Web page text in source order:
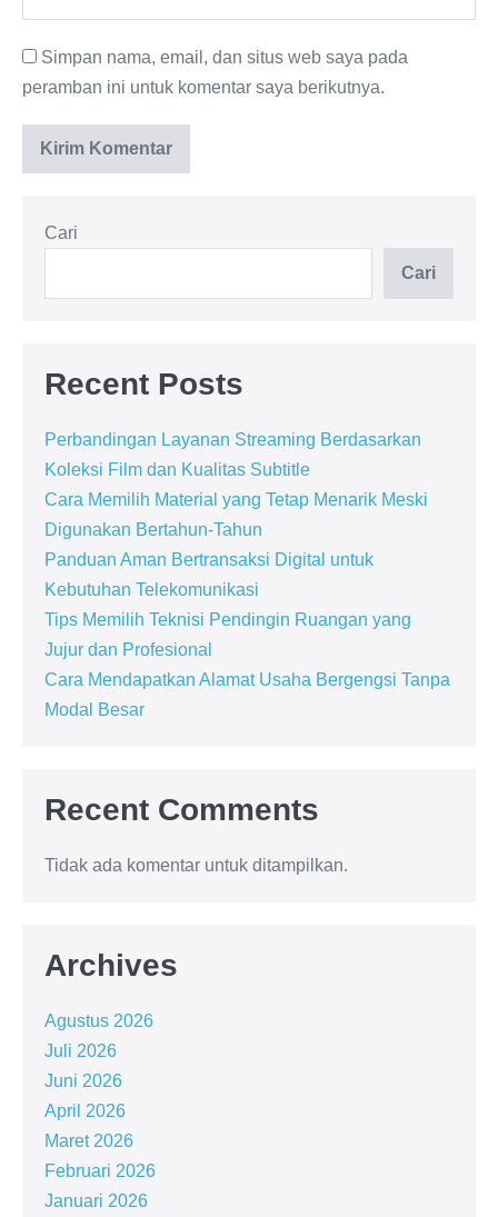
Simpan nama, email, dan situs web saya pada
peramban ini untuk komentar saya berikutnya.
Cari
Cari
Recent Posts
Perbandingan Layanan Streaming Berdasarkan
Koleksi Film dan Kualitas Subtitle
Cara Memilih Material yang Tetap Menarik Meski
Digunakan Bertahun-Tahun
Panduan Aman Bertransaksi Digital untuk
Kebutuhan Telekomunikasi
Tips Memilih Teknisi Pendingin Ruangan yang
Jujur dan Profesional
Cara Mendapatkan Alamat Usaha Bergengsi Tanpa
Modal Besar
Recent Comments
Tidak ada komentar untuk ditampilkan.
Archives
Agustus 2026
Juli 2026
Juni 2026
April 2026
Maret 2026
Februari 2026
Januari 2026